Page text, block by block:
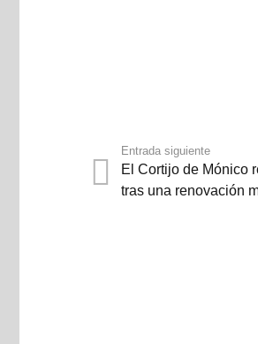
Entrada siguiente
El Cortijo de Mónico
tras una renovación